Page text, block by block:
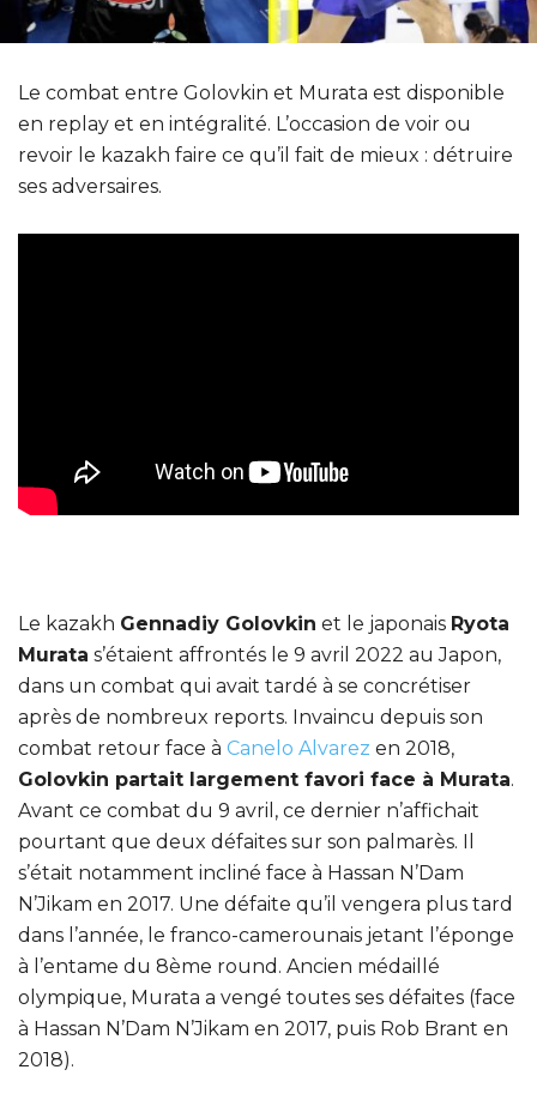
Le combat entre Golovkin et Murata est disponible
en replay et en intégralité. L’occasion de voir ou
revoir le kazakh faire ce qu’il fait de mieux : détruire
ses adversaires.
Le kazakh Gennadiy Golovkin et le japonais Ryota
Murata s’étaient affrontés le 9 avril 2022 au Japon,
dans un combat qui avait tardé à se concrétiser
après de nombreux reports. Invaincu depuis son
combat retour face à Canelo Alvarez en 2018,
Golovkin partait largement favori face à Murata.
Avant ce combat du 9 avril, ce dernier n’affichait
pourtant que deux défaites sur son palmarès. Il
s’était notamment incliné face à Hassan N’Dam
N’Jikam en 2017. Une défaite qu’il vengera plus tard
dans l’année, le franco-camerounais jetant l’éponge
à l’entame du 8ème round. Ancien médaillé
olympique, Murata a vengé toutes ses défaites (face
à Hassan N’Dam N’Jikam en 2017, puis Rob Brant en
2018).